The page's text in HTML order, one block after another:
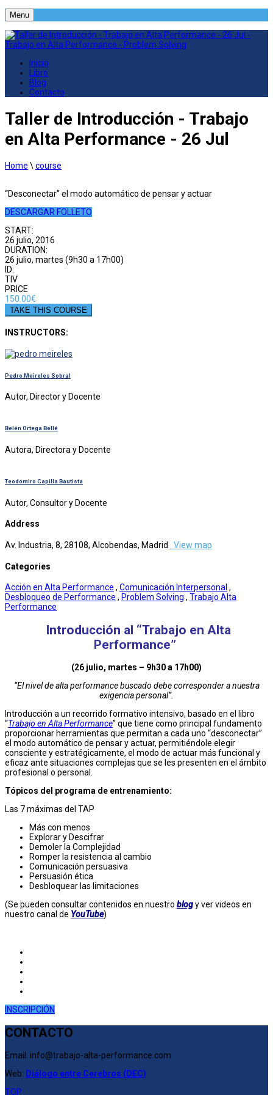
Menu
Inicio
Libro
Blog
Contacto
Taller de Introducción - Trabajo
en Alta Performance - 26 Jul
Home \ course
“Desconectar” el modo automático de pensar y actuar
DESCARGAR FOLLETO
START:
26 julio, 2016
DURATION:
26 julio, martes (9h30 a 17h00)
ID:
TIV
PRICE
150.00€
TAKE THIS COURSE
INSTRUCTORS:
Pedro Meireles Sobral
Autor, Director y Docente
Belén Ortega Bellé
Autora, Directora y Docente
Teodomiro Capilla Bautista
Autor, Consultor y Docente
Address
Av. Industria, 8, 28108, Alcobendas, Madrid View map
Categories
Acción en Alta Performance , Comunicación Interpersonal ,
Desbloqueo de Performance , Problem Solving , Trabajo Alta
Performance
Introducción al “Trabajo en Alta
Performance”
(26 julio, martes – 9h30 a 17h00)
“El nivel de alta performance buscado debe corresponder a nuestra
exigencia personal”.
Introducción a un recorrido formativo intensivo, basado en el libro
“Trabajo en Alta Performance” que tiene como principal fundamento
proporcionar herramientas que permitan a cada uno “desconectar”
el modo automático de pensar y actuar, permitiéndole elegir
consciente y estratégicamente, el modo de actuar más funcional y
eficaz ante situaciones complejas que se les presenten en el ámbito
profesional o personal.
Tópicos del programa de entrenamiento:
Las 7 máximas del TAP
Más con menos
Explorar y Descifrar
Demoler la Complejidad
Romper la resistencia al cambio
Comunicación persuasiva
Persuasión ética
Desbloquear las limitaciones
(Se pueden consultar contenidos en nuestro blogy ver videos en
nuestro canal de YouTube)
INSCRIPCIÓN
CONTACTO
Email: info@trabajo-alta-performance.com
Web: Diálogo entre Cerebros (DEC)
TOP